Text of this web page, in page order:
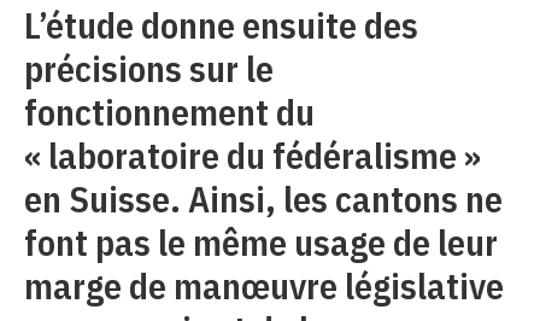
L’étude donne ensuite des
précisions sur le
fonctionnement du
« laboratoire du fédéralisme »
en Suisse. Ainsi, les cantons ne
font pas le même usage de leur
marge de manœuvre législative